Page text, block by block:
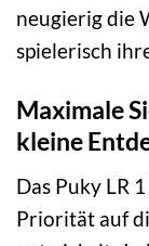
neugierig die
spielerisch
Maximale
kleine
Das Puky LR
Priorität auf